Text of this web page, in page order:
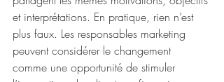
et interprétations. En pratique, rien n’est
plus faux. Les responsables marketing
peuvent considérer le changement
comme une opportunité de stimuler